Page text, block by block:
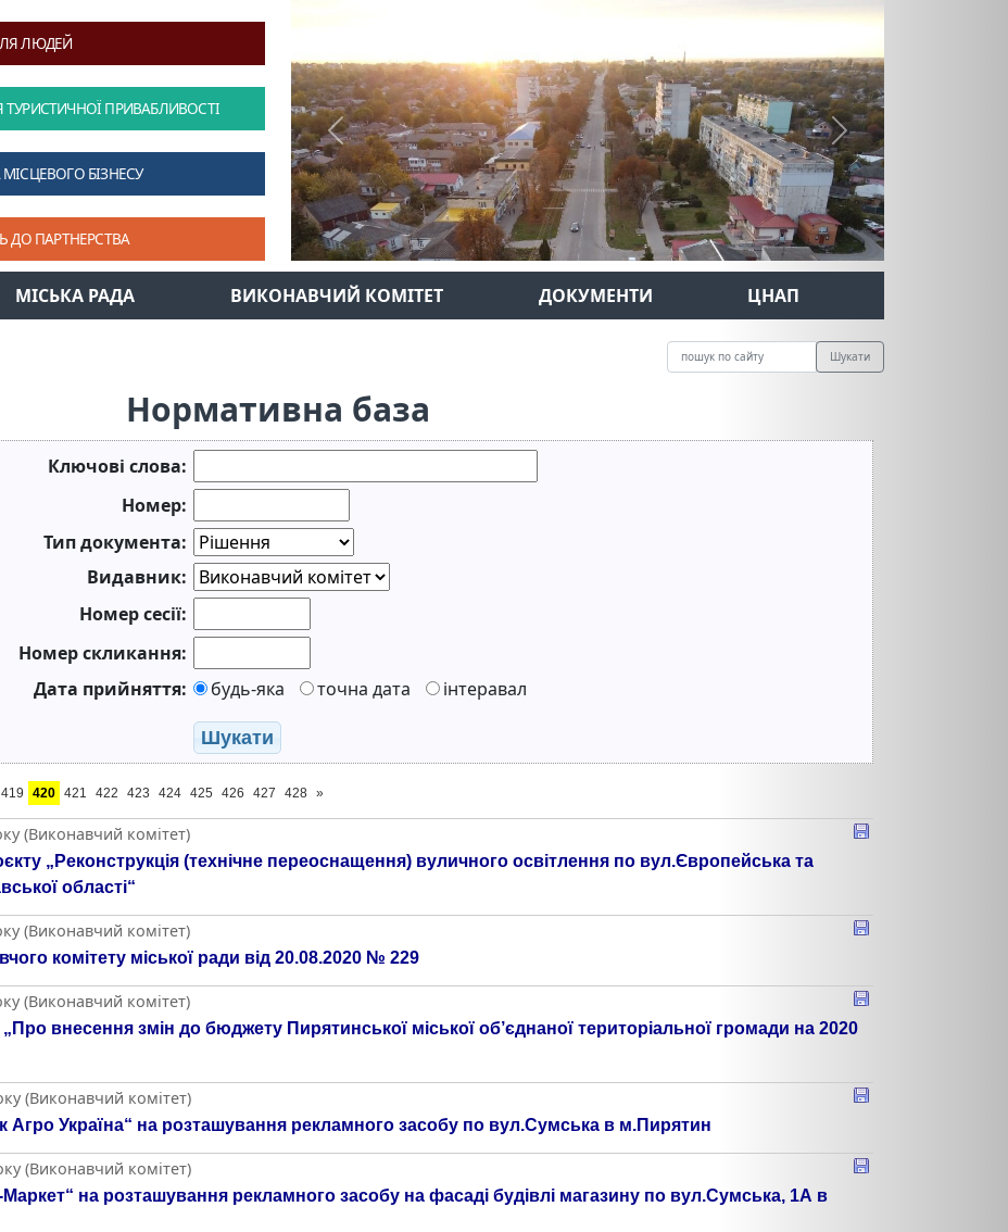
ЛЮДЕЙ
ТУРИСТИЧНОЇ ПРИВАБЛИВОСТІ
БІЗНЕСУ
ДО ПАРТНЕРСТВА
Previous Next
МІСЬКА РАДА ВИКОНАВЧИЙ КОМІТЕТ ДОКУМЕНТИ ЦНАП
Шукати
Нормативна база
Ключові слова:
Номер:
Тип документа:
Видавник:
Номер сесії:
Номер скликання:
Дата прийняття:
будь-яка точна дата інтеравал
Шукати
419 420 421 422 423 424 425 426 427 428 »
(Виконавчий комітет)
„Реконструкція (технічне переоснащення) вуличного освітлення по вул.Європейська та
області“
(Виконавчий комітет)
комітету міської ради від 20.08.2020 № 229
(Виконавчий комітет)
внесення змін до бюджету Пирятинської міської об’єднаної територіальної громади на 2020
(Виконавчий комітет)
Агро Україна“ на розташування рекламного засобу по вул.Сумська в м.Пирятин
(Виконавчий комітет)
на розташування рекламного засобу на фасаді будівлі магазину по вул.Сумська, 1А в